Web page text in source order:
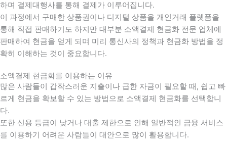
하며 결제대행사를 통해 결제가 이루어집니다.
이 과정에서 구매한 상품권이나 디지털 상품을 개인거래 플렛폼을
통해 직접 판매하기도 하지만 대부분 소액결제 현금화 전문 업체에
판매하여 현금을 얻게 되며 미리 통신사의 정책과 현금화 방법을 정
확히 이해하는 것이 중요합니다.
소액결제 현금화를 이용하는 이유
많은 사람들이 갑작스러운 지출이나 급한 자금이 필요할 때 , 쉽고 빠
르게 현금을 확보할 수 있는 방법으로 소액결제 현금화를 선택합니
다.
또한 신용 등급이 낮거나 대출 제한으로 인해 일반적인 금융 서비스
를 이용하기 어려운 사람들이 대안으로 많이 활용합니다.